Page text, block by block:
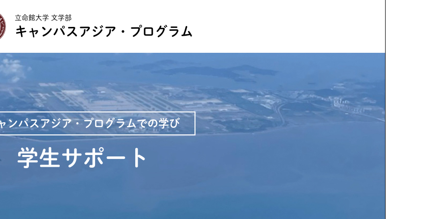
立命館大学 文学部
キャンパスアジア・プログラム
ンパスアジア・プログラムでの学び
学生サポート